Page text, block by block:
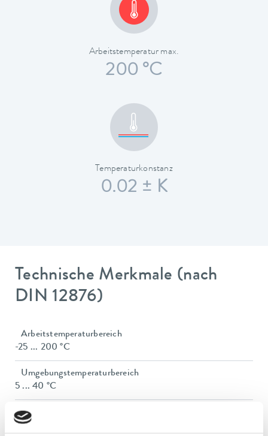
Arbeitstemperatur max.
200 °C
Temperaturkonstanz
0.02 ± K
Technische Merkmale (nach
DIN 12876)
Arbeitstemperaturbereich
-25 ... 200 °C
Umgebungstemperaturbereich
5 ... 40 °C
Temperaturkonstanz
0.02 ± K